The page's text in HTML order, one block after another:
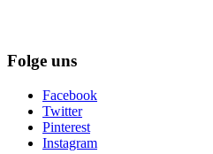
Folge uns
Facebook
Twitter
Pinterest
Instagram